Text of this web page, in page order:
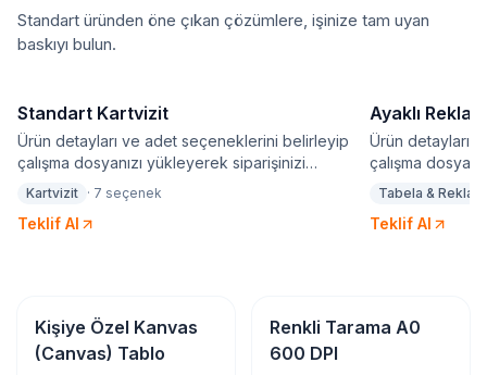
Standart üründen öne çıkan çözümlere, işinize tam uyan
baskıyı bulun.
Standart Kartvizit
Ürün detayları ve adet seçeneklerini belirleyip
çalışma dosyanızı yükleyerek siparişinizi
oluşturabilirsiniz. Baskılı ürünlerde seçtiğiniz adet
seçeneği için sadece bir adet tasarım yapılabilir.
Kartvizit · 7 seçenek
Teklif Al
Ayaklı
Ürün detayları
çalışma
Tabela & Reklam
Teklif Al
Dijital & Geniş Format
Kişiye Özel Kanvas
(Canvas) Tablo
Dijital & Geniş Format
Renkli Tarama A0
600 DPI